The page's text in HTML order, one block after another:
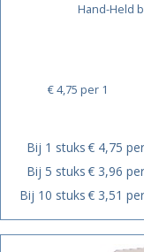
Hand-Held
€ 4,75 per 1
Bij 1 stuks€ 4,75
Bij 5 stuks€ 3,96
Bij 10 stuks€ 3,51